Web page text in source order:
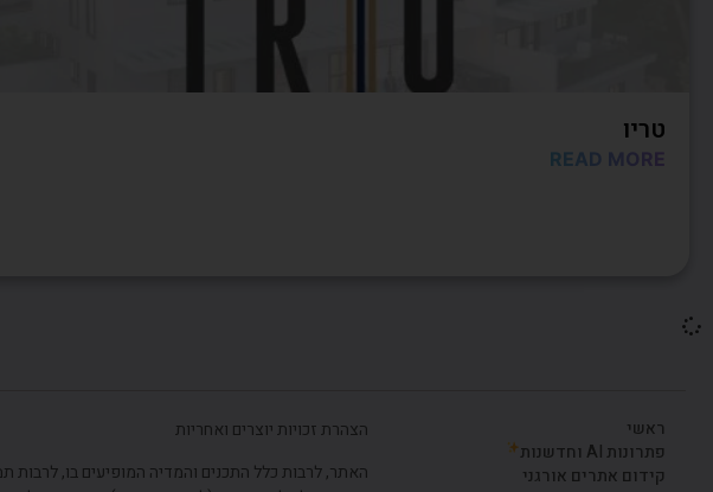
טריו
READ MORE
ראשי
פתרונות AI וחדשנות
קידום אתרים אורגני
הצהרת זכויות יוצרים ואחריות
האתר, לרבות כלל התכנים והמדיה המופיעים בו, לרבות